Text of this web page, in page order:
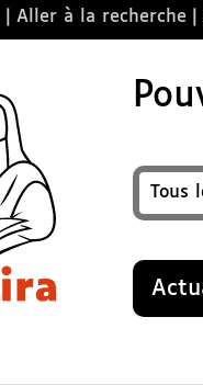
Aller à la recherche
Format